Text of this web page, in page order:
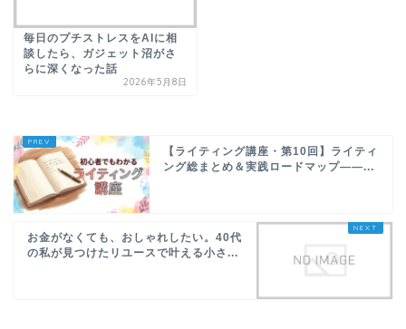
毎日のプチストレスをAIに相
談したら、ガジェット沼がさ
らに深くなった話
2026年5月8日
【ライティング講座・第10回】ライティ
ング総まとめ＆実践ロードマップ——...
お金がなくても、おしゃれしたい。40代
の私が見つけたリユースで叶える小さ...